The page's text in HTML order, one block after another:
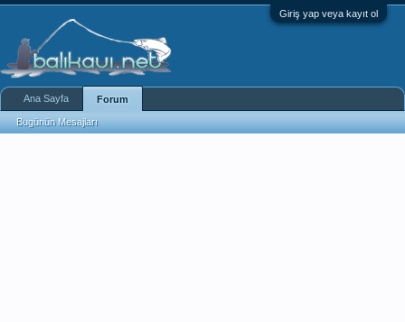
Giriş yap veya kayıt ol
Ana Sayfa Forum
Bugünün Mesajları